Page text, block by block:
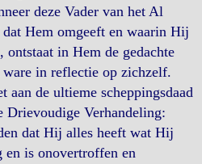
deze Vader van het Al
Hem omgeeft en waarin Hij
in Hem de gedachte
in reflectie op zichzelf.
aan de ultieme scheppingsdaad
Drievoudige Verhandeling:
dat Hij alles heeft wat Hij
en is onovertroffen en